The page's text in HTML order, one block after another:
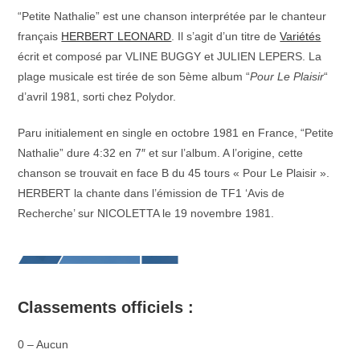
“Petite Nathalie” est une chanson interprétée par le chanteur
français HERBERT LEONARD . Il s’agit d’un titre deVariétés
écrit et composé par VLINE BUGGY et JULIEN LEPERS. La
plage musicale est tirée de son 5ème album “Pour Le Plaisir“
d’avril 1981, sorti chez Polydor.
Paru initialement en single en octobre 1981 en France, “Petite
Nathalie” dure 4:32 en 7″ et sur l’album. A l’origine, cette
chanson se trouvait en face B du 45 tours « Pour Le Plaisir ».
HERBERT la chante dans l’émission de TF1 ‘Avis de
Recherche’ sur NICOLETTA le 19 novembre 1981.
Classements officiels :
0 – Aucun